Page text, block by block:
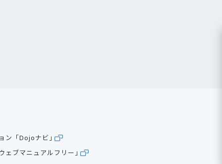
ン「Dojoナビ」
ェブマニュアルフリー」